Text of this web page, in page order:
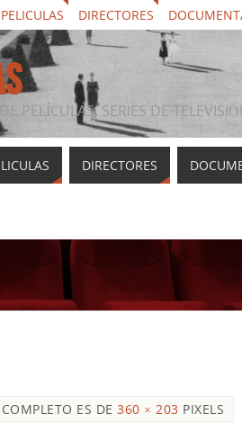
PELICULAS DIRECTORES
PELÍCULAS, SERIES DE
DIRECTORES
ES DE 360 × 203 PIXELS